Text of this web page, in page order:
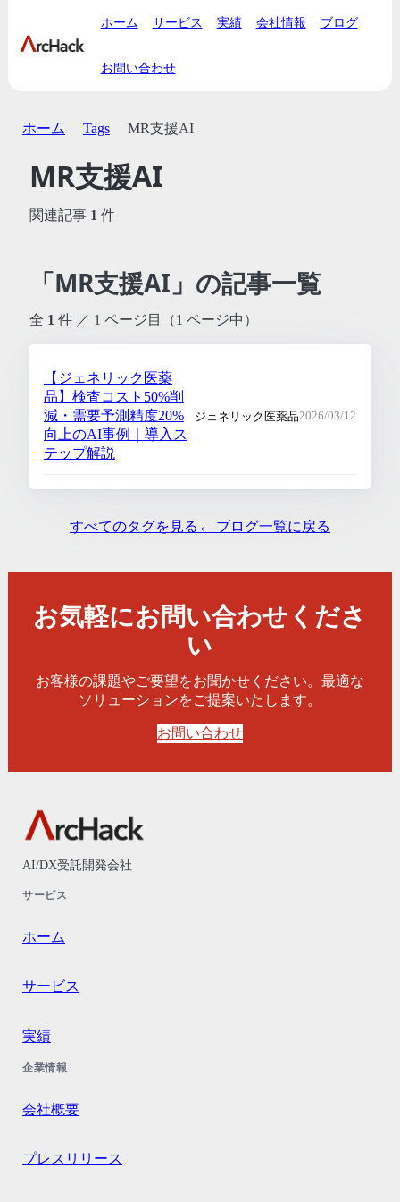
ホーム サービス 実績 会社情報 ブログ
お問い合わせ
ホーム Tags MR支援AI
MR支援AI
関連記事 1 件
「MR支援AI」の記事一覧
全 1 件 ／ 1 ページ目（1 ページ中）
【ジェネリック医薬
品】検査コスト50%削
減・需要予測精度20%
向上のAI事例｜導入ス
テップ解説
ジェネリック医薬品2026/03/12
すべてのタグを見る ← ブログ一覧に戻る
お気軽にお問い合わせくださ
い
お客様の課題やご要望をお聞かせください。最適な
ソリューションをご提案いたします。
お問い合わせ
AI/DX受託開発会社
サービス
ホーム
サービス
実績
企業情報
会社概要
プレスリリース